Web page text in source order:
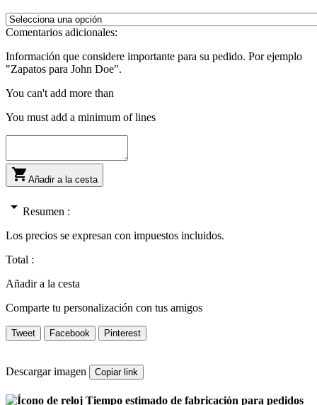
Comentarios adicionales:
Información que considere importante para su pedido. Por ejemplo
"Zapatos para John Doe".
You can't add more than
You must add a minimum oflines
 Añadir a la cesta
arrow_drop_down Resumen :
Los precios se expresan con impuestos incluidos.
Total :
Añadir a la cesta
Comparte tu personalización con tus amigos
Tweet Facebook Pinterest
Descargar imagen Copiar link
Tiempo estimado de fabricación para pedidos